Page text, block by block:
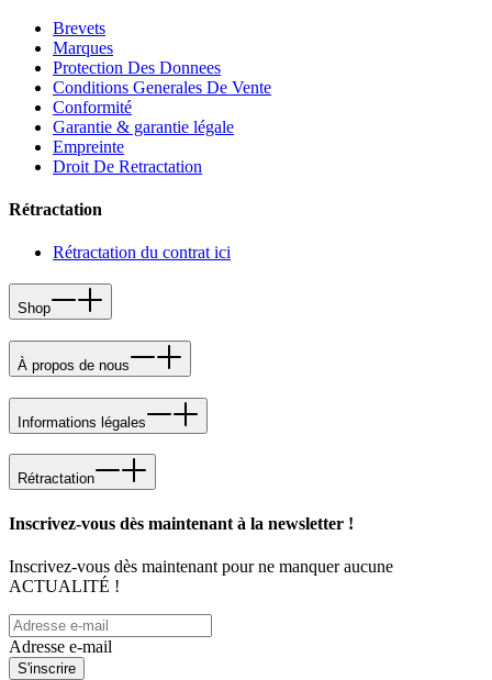
Brevets
Marques
Protection Des Donnees
Conditions Generales De Vente
Conformité
Garantie & garantie légale
Empreinte
Droit De Retractation
Rétractation
Rétractation du contrat ici
Shop
À propos de nous
Informations légales
Rétractation
Inscrivez-vous dès maintenant à la newsletter !
Inscrivez-vous dès maintenant pour ne manquer aucune
ACTUALITÉ !
Adresse e-mail
S'inscrire